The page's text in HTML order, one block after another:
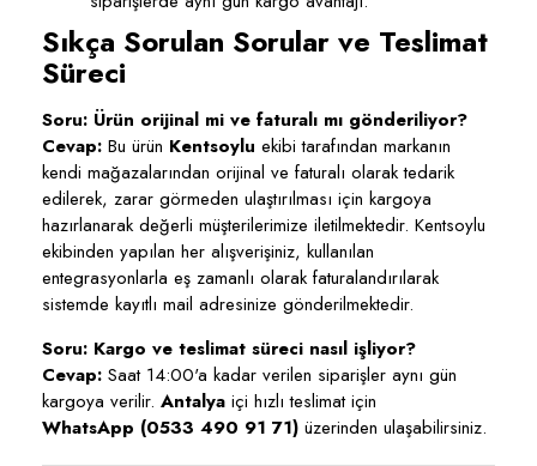
Sıkça Sorulan Sorular ve Teslimat
Süreci
Soru: Ürün orijinal mi ve faturalı mı gönderiliyor?
Cevap: Bu ürün Kentsoylu ekibi tarafından markanın
kendi mağazalarından orijinal ve faturalı olarak tedarik
edilerek, zarar görmeden ulaştırılması için kargoya
hazırlanarak değerli müşterilerimize iletilmektedir. Kentsoylu
ekibinden yapılan her alışverişiniz, kullanılan
entegrasyonlarla eş zamanlı olarak faturalandırılarak
sistemde kayıtlı mail adresinize gönderilmektedir.
Soru: Kargo ve teslimat süreci nasıl işliyor?
Cevap: Saat 14:00'a kadar verilen siparişler aynı gün
kargoya verilir. Antalya içi hızlı teslimat için
WhatsApp (0533 490 91 71) üzerinden ulaşabilirsiniz.